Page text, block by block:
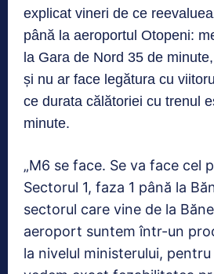
explicat vineri de ce
până la aeroportul Otopeni:
la Gara de Nord 35 de
și nu ar face legătura cu
ce durata călătoriei cu trenul
minute.
„M6 se face. Se va face cel
Sectorul 1, faza 1 până la
sectorul care vine de la
aeroport suntem într-un
la nivelul ministerului,